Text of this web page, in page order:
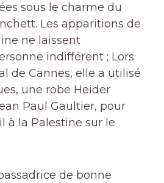
sous le charme du
Les apparitions de
ne laissent
indifférent ; Lors
de Cannes, elle a utilisé
une robe Heider
Paul Gaultier, pour
la Palestine sur le
de bonne